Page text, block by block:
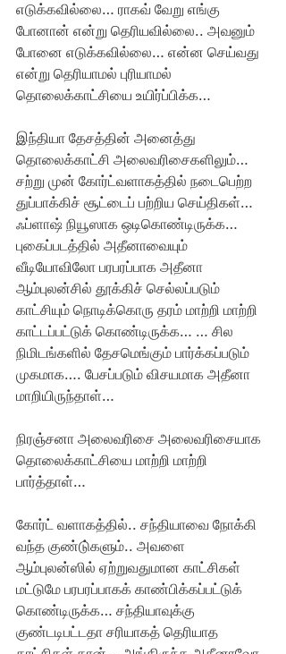
எடுக்கவில்லை… ராகவ் வேறு எங்கு
போனான் என்று தெரியவில்லை.. அவனும்
போனை எடுக்கவில்லை… என்ன செய்வது
என்று தெரியாமல் புரியாமல்
தொலைக்காட்சியை உயிர்ப்பிக்க…
இந்தியா தேசத்தின் அனைத்து
தொலைக்காட்சி அலைவரிசைகளிலும்…
சற்று முன் கோர்ட்வளாகத்தில் நடைபெற்ற
துப்பாக்கிச் சூட்டைப் பற்றிய செய்திகள்…
ஃப்ளாஷ் நியூஸாக ஒடிகொண்டிருக்க…
புகைப்படத்தில் அதீனாவையும்
வீடியோவிலோ பரபரப்பாக அதீனா
ஆம்புலன்சில் தூக்கிச் செல்லப்படும்
காட்சியும் நொடிக்கொரு தரம் மாற்றி மாற்றி
காட்டப்பட்டுக் கொண்டிருக்க… … சில
நிமிடங்களில் தேசமெங்கும் பார்க்கப்படும்
முகமாக…. பேசப்படும் விசயமாக அதீனா
மாறியிருந்தாள்…
நிரஞ்சனா அலைவரிசை அலைவரிசையாக
தொலைக்காட்சியை மாற்றி மாற்றி
பார்த்தாள்…
கோர்ட் வளாகத்தில்.. சந்தியாவை நோக்கி
வந்த குண்டு்களும்.. அவளை
ஆம்புலன்ஸில் ஏற்றுவதுமான காட்சிகள்
மட்டுமே பரபரப்பாகக் காண்பிக்கப்பட்டுக்
கொண்டிருக்க… சந்தியாவுக்கு
குண்டடிபட்டதா சரியாகத் தெரியாத